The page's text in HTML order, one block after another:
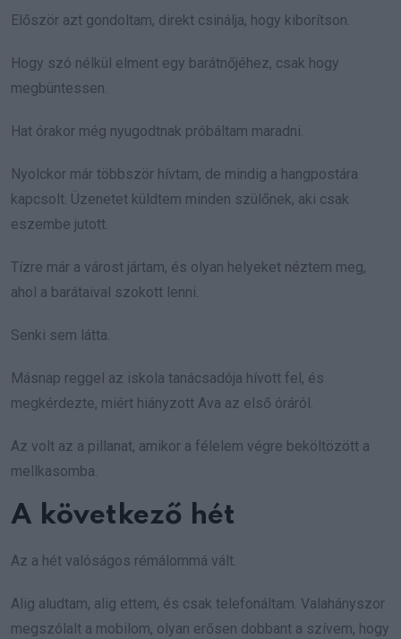
Először azt gondoltam, direkt csinálja, hogy kiborítson.
Hogy szó nélkül elment egy barátnőjéhez, csak hogy
megbüntessen.
Hat órakor még nyugodtnak próbáltam maradni.
Nyolckor már többször hívtam, de mindig a hangpostára
kapcsolt. Üzenetet küldtem minden szülőnek, aki csak
eszembe jutott.
Tízre már a várost jártam, és olyan helyeket néztem meg,
ahol a barátaival szokott lenni.
Senki sem látta.
Másnap reggel az iskola tanácsadója hívott fel, és
megkérdezte, miért hiányzott Ava az első óráról.
Az volt az a pillanat, amikor a félelem végre beköltözött a
mellkasomba.
A következő hét
Az a hét valóságos rémálommá vált.
Alig aludtam, alig ettem, és csak telefonáltam. Valahányszor
megszólalt a mobilom, olyan erősen dobbant a szívem, hogy